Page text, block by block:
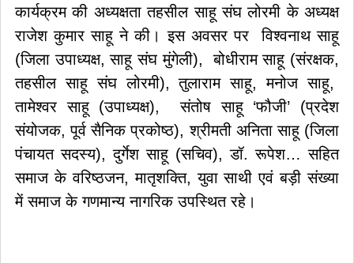
कार्यक्रम की अध्यक्षता तहसील साहू संघ लोरमी के अध्यक्ष
राजेश कुमार साहू ने की। इस अवसर पर विश्वनाथ साहू
(जिला उपाध्यक्ष, साहू संघ मुंगेली), बोधीराम साहू (संरक्षक,
तहसील साहू संघ लोरमी), तुलाराम साहू, मनोज साहू,
तामेश्वर साहू (उपाध्यक्ष), संतोष साहू ‘फौजी’ (प्रदेश
संयोजक, पूर्व सैनिक प्रकोष्ठ), श्रीमती अनिता साहू (जिला
पंचायत सदस्य), दुर्गेश साहू (सचिव), डॉ. रूपेश… सहित
समाज के वरिष्ठजन, मातृशक्ति, युवा साथी एवं बड़ी संख्या
में समाज के गणमान्य नागरिक उपस्थित रहे।